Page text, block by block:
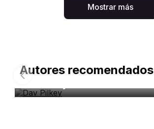
Mostrar más
Autores recomendados